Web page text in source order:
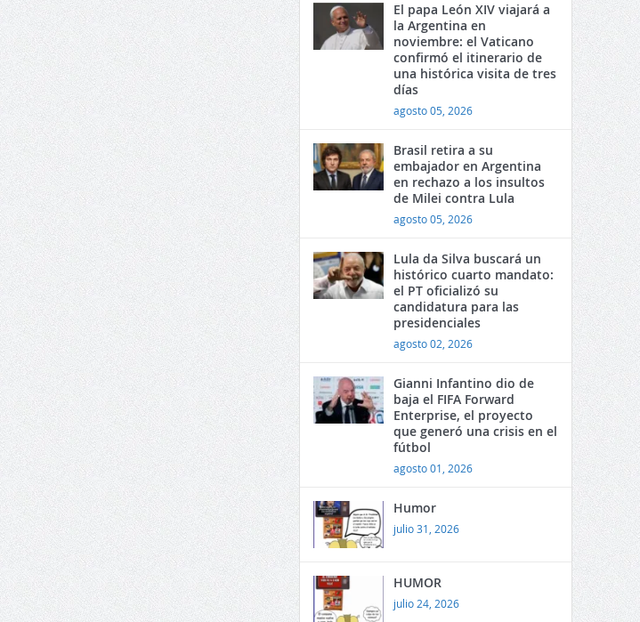
El papa León XIV viajará a
la Argentina en
noviembre: el Vaticano
confirmó el itinerario de
una histórica visita de tres
días
agosto 05, 2026
Brasil retira a su
embajador en Argentina
en rechazo a los insultos
de Milei contra Lula
agosto 05, 2026
Lula da Silva buscará un
histórico cuarto mandato:
el PT oficializó su
candidatura para las
presidenciales
agosto 02, 2026
Gianni Infantino dio de
baja el FIFA Forward
Enterprise, el proyecto
que generó una crisis en el
fútbol
agosto 01, 2026
Humor
julio 31, 2026
HUMOR
julio 24, 2026